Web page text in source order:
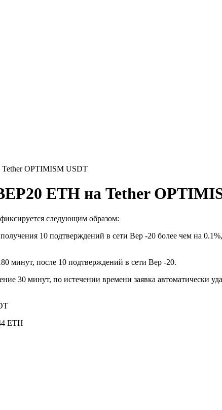
OPTIMISM USDT
ETH на Tether
следующим образом:
10 подтверждений в сети Bep -20 более чем на
минут, после 10 подтверждений в сети Bep -20.
30 минут, по истечении времени заявка автоматически
ETH